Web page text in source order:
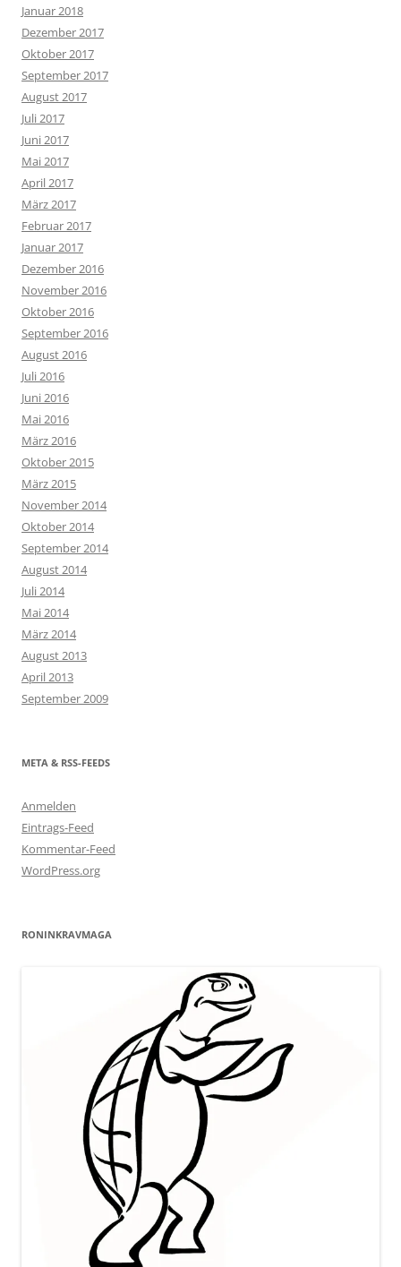
Januar 2018
Dezember 2017
Oktober 2017
September 2017
August 2017
Juli 2017
Juni 2017
Mai 2017
April 2017
März 2017
Februar 2017
Januar 2017
Dezember 2016
November 2016
Oktober 2016
September 2016
August 2016
Juli 2016
Juni 2016
Mai 2016
März 2016
Oktober 2015
März 2015
November 2014
Oktober 2014
September 2014
August 2014
Juli 2014
Mai 2014
März 2014
August 2013
April 2013
September 2009
META & RSS-FEEDS
Anmelden
Eintrags-Feed
Kommentar-Feed
WordPress.org
RONINKRAVMAGA